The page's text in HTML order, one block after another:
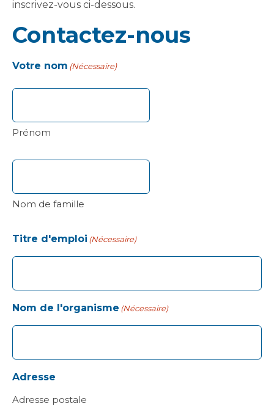
inscrivez-vous ci-dessous.
Contactez-nous
Votre nom (Nécessaire)
Prénom
Nom de famille
Titre d'emploi (Nécessaire)
Nom de l'organisme (Nécessaire)
Adresse
Adresse postale